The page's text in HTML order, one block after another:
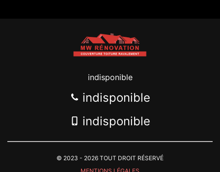
indisponible
indisponible
indisponible
© 2023 - 2026 TOUT DROIT RÉSERVÉ